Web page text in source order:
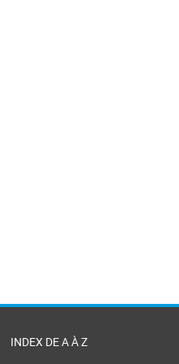
INDEX DE A À Z